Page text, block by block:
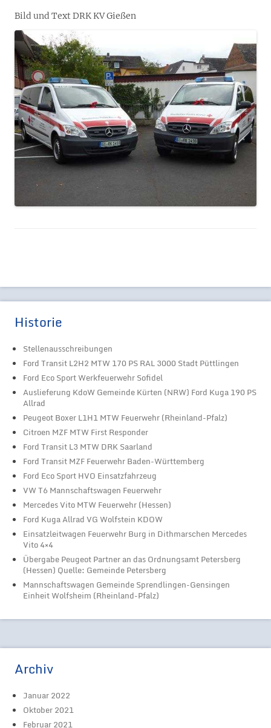
Bild und Text DRK KV Gießen
Historie
Stellenausschreibungen
Ford Transit L2H2 MTW 170 PS RAL 3000 Stadt Püttlingen
Ford Eco Sport Werkfeuerwehr Sofidel
Auslieferung KdoW Gemeinde Kürten (NRW) Ford Kuga 190 PS
Allrad
Peugeot Boxer L1H1 MTW Feuerwehr (Rheinland-Pfalz)
Citroen MZF MTW First Responder
Ford Transit L3 MTW DRK Saarland
Ford Transit MZF Feuerwehr Baden-Württemberg
Ford Eco Sport HVO Einsatzfahrzeug
VW T6 Mannschaftswagen Feuerwehr
Mercedes Vito MTW Feuerwehr (Hessen)
Ford Kuga Allrad VG Wolfstein KDOW
Einsatzleitwagen Feuerwehr Burg in Dithmarschen Mercedes
Vito 4×4
Übergabe Peugeot Partner an das Ordnungsamt Petersberg
(Hessen) Quelle: Gemeinde Petersberg
Mannschaftswagen Gemeinde Sprendlingen-Gensingen
Einheit Wolfsheim (Rheinland-Pfalz)
Archiv
Januar 2022
Oktober 2021
Februar 2021